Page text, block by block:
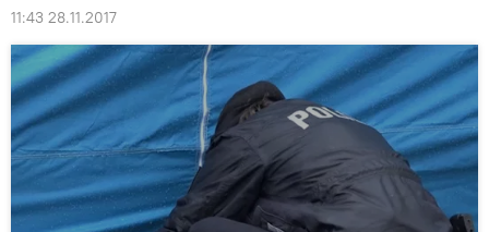
11:43 28.11.2017